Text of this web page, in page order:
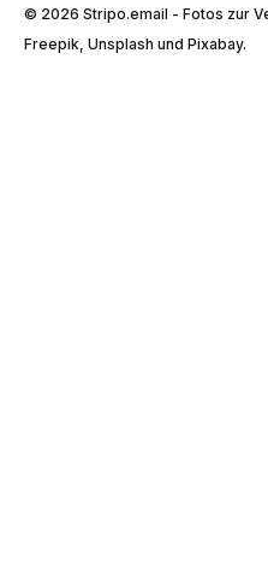
© 2026 Stripо.email - Fotos zur
Freepik, Unsplash und Pixabay.